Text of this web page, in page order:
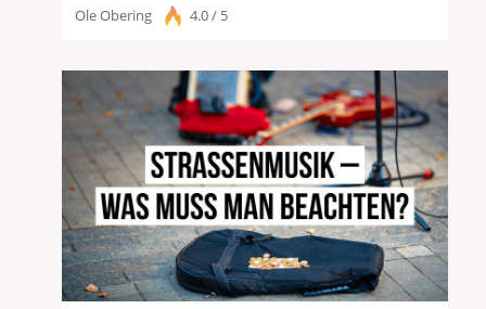
Ole Obering 4.0 / 5